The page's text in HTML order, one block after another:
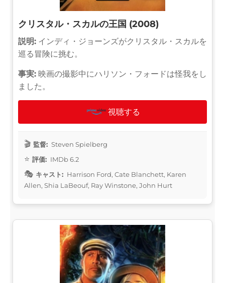
クリスタル・スカルの王国 (2008)
説明: インディ・ジョーンズがクリスタル・スカルを
巡る冒険に挑む。
事実: 映画の撮影中にハリソン・フォードは怪我をし
ました。
視聴する
監督: Steven Spielberg
評価: IMDb 6.2
キャスト: Harrison Ford, Cate Blanchett, Karen
Allen, Shia LaBeouf, Ray Winstone, John Hurt